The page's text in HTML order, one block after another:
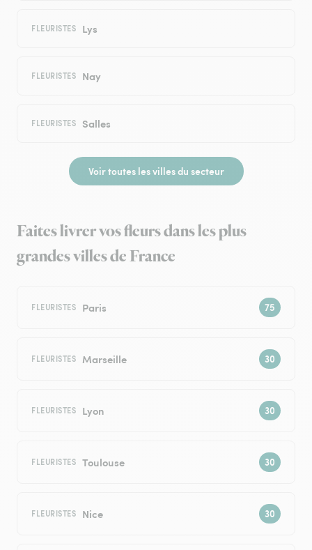
FLEURISTES Lys
FLEURISTES Nay
FLEURISTES Salles
Voir toutes les villes du secteur
Faites livrer vos fleurs dans les plus
grandes villes de France
FLEURISTES Paris
FLEURISTES Marseille
FLEURISTES Lyon
FLEURISTES Toulouse
FLEURISTES Nice